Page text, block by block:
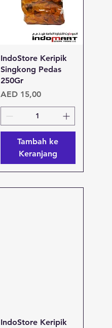
Tampilan Cepat
IndoStore Keripik
Singkong Pedas
250Gr
Harga
AED 15,00
Tambah ke
Keranjang
Tampilan Cepat
IndoStore Keripik